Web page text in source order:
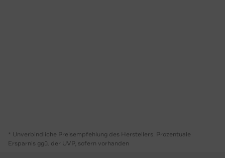
* Unverbindliche Preisempfehlung des Herstellers. Prozentuale
Ersparnis ggü. der UVP, sofern vorhanden